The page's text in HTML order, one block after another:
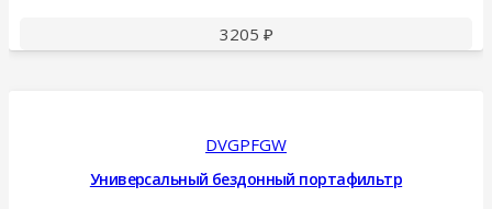
3205 ₽
DVGPFGW
Универсальный бездонный портафильтр